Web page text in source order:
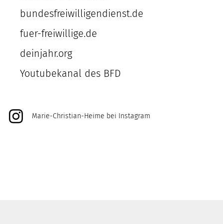
bundesfreiwilligendienst.de
fuer-freiwillige.de
deinjahr.org
Youtubekanal des BFD
Marie-Christian-Heime bei Instagram